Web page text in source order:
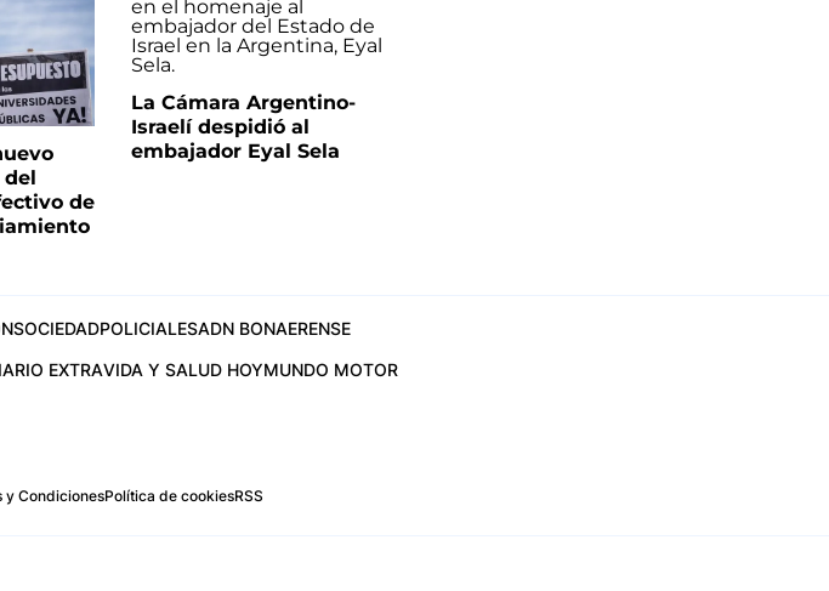
del
de
La Cámara Argentino-
Israelí despidió al
embajador Eyal Sela
SOCIEDADPOLICIALESADN BONAERENSE
EXTRAVIDA Y SALUD HOYMUNDO MOTOR
y CondicionesPolítica de cookiesRSS